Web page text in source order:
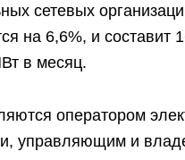
сетевых
на 6,6%, и составит
в месяц.
оператором
управляющим и